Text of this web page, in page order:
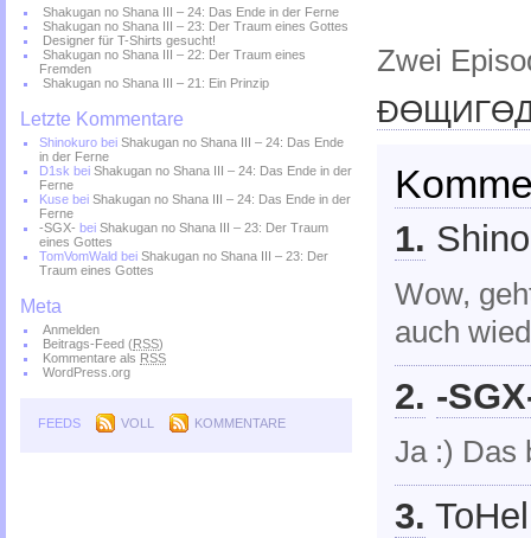
Zwei
1.
Wow,
auch
2. -
Ja :) Das
3.
Shakugan no Shana III – 24: Das Ende in der Ferne
Shakugan no Shana III – 23: Der Traum eines Gottes
Designer für T-Shirts gesucht!
Shakugan no Shana III – 22: Der Traum eines
Fremden
Shakugan no Shana III – 21: Ein Prinzip
Letzte Kommentare
Shinokuro bei Shakugan no Shana III – 24: Das Ende
in der Ferne
D1sk bei Shakugan no Shana III – 24: Das Ende in der
Ferne
Kuse bei Shakugan no Shana III – 24: Das Ende in der
Ferne
-SGX- bei Shakugan no Shana III – 23: Der Traum
eines Gottes
TomVomWald bei Shakugan no Shana III – 23: Der
Traum eines Gottes
Meta
Anmelden
Beitrags-Feed (RSS)
Kommentare als RSS
WordPress.org
FEEDS VOLL KOMMENTARE